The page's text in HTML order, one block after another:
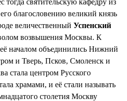
благословению великий князь
величественный Успенский
возвышения Москвы. К
началом объединились Нижний
и Тверь, Псков, Смоленск и
стала центром Русского
храмами, и её стали называть
столетия Москву